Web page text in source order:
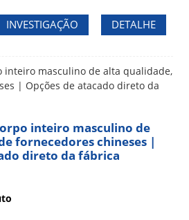
INVESTIGAÇÃO DETALHE
inteiro masculino de
fornecedores chineses |
direto da fábrica